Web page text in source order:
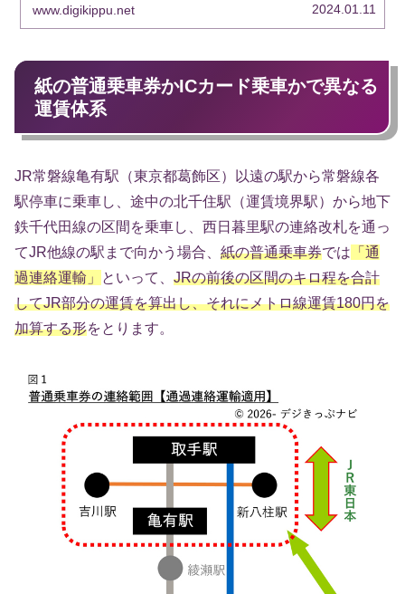
www.digikippu.net 2024.01.11
紙の普通乗車券かICカード乗車かで異なる
運賃体系
JR常磐線亀有駅（東京都葛飾区）以遠の駅から常磐線各
駅停車に乗車し、途中の北千住駅（運賃境界駅）から地下
鉄千代田線の区間を乗車し、西日暮里駅の連絡改札を通っ
てJR他線の駅まで向かう場合、 紙の普通乗車券では 「通
過連絡運輸」
といって、 JRの前後の区間のキロ程を合計
してJR部分の運賃を算出し、それにメトロ線運賃180円を
加算する形をとります。